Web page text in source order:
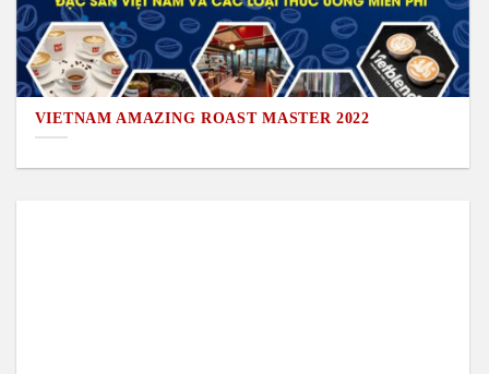
VIETNAM AMAZING ROAST MASTER 2022